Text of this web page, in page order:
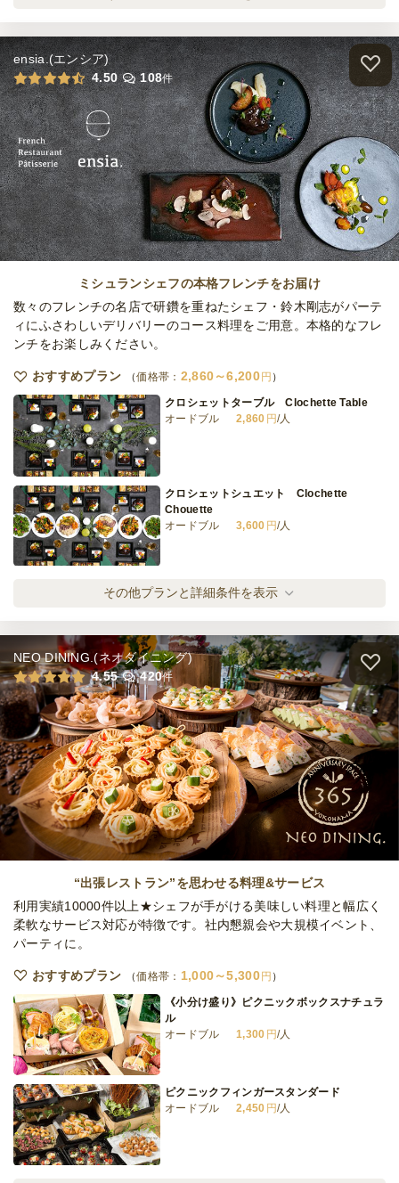
締切 7日前12時
最低ご注文金額 80,000円
たわわの小分けブッフェ 瑞穂-MIZUHO-
オードブル
2,700円/人
たわわの小分けブッフェ 極-KIWAMI-
オードブル
3,240円 /人
全てのプランを見る（5件）
締切 2日前12時
最低ご注文金額 15,000 円
ensia.(エンシア)
4.50
108件
ミシュランシェフの本格フレンチをお届け
数々のフレンチの名店で研鑽を重ねたシェフ・鈴木剛志がパーテ
ィにふさわしいデリバリーのコース料理をご用意。本格的なフレ
ンチをお楽しみください。
おすすめプラン 価格帯： 2,860～6,200 円
クロシェットターブル Clochette Table
オードブル
2,860 円/人
クロシェットシュエット Clochette
Chouette
オードブル
3,600 円/人
クロシェットカドー Clochette Cadeau
オードブル
4,600円/人
クロシェットグラン Clochette Grand
オードブル
6,200円/人
全てのプランを見る（4件）
オードブル
締切
5日前12時
定休日 日・土
最低ご注文金額 15,000円
その他プランと詳細条件を表示
NEO DINING.(ネオダイニング)
4.55
420件
“出張レストラン”を思わせる料理&サービス
利用実績10000件以上★シェフが手がける美味しい料理と幅広く
柔軟なサービス対応が特徴です。社内懇親会や大規模イベント、
パーティに。
おすすめプラン 価格帯： 1,000～5,300円
《小分け盛り》ピクニックボックスナチュラ
ル
オードブル
1,300 円/人
ピクニックフィンガースタンダード
オードブル
2,450 円/人